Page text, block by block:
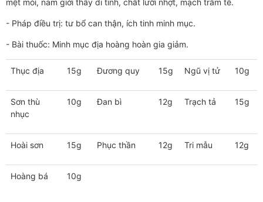
mệt mỏi, nam giới thấy di tinh, chất lưỡi nhợt, mạch trầm tế.
- Pháp điều trị: tư bổ can thận, ích tinh minh mục.
- Bài thuốc: Minh mục địa hoàng hoàn gia giảm.
Thục địa 15g Đương quy 15g Ngũ vị tử 10g
Sơn thù
nhục
10g Đan bì 12g Trạch tả 15g
Hoài sơn 15g Phục thần 12g Tri mẫu 12g
Hoàng bá 10g